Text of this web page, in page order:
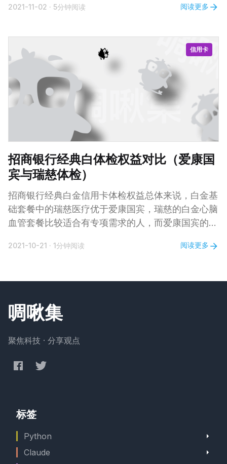
如果你满足其中一个或多个条件，就可以利用这些功
Follows)功能赚钱 超级关注功能允许用户订阅你的
付费内容。如果你拥有大量的关注者，那么这将成为
一个好的商业机会。方法很简单，你可以发布一些额
外的内容供这些关注者付费订阅，按月订阅和付费，
分为2.99美元、4.99美元或者9.99美元三档。 通
常，你可以为你本人或者你的品牌、
2021-11-02 · 5分钟阅读 阅读更多
信用卡
招商银行经典白体检权益对比（爱康国
宾与瑞慈体检）
招商银行经典白金信用卡体检权益总体来说，白金基
础套餐中的瑞慈医疗优于爱康国宾，瑞慈的白金心脑
血管套餐比较适合有专项需求的人，而爱康国宾的白
2021-10-21 · 1分钟阅读 阅读更多
啁啾集
聚焦科技 · 分享观点
标签
Python
Claude